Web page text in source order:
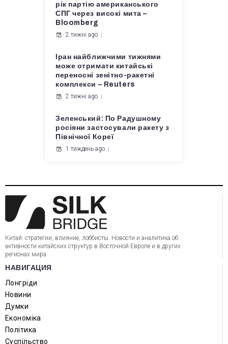
рік партію американського
СПГ через високі мита –
Bloomberg
2 тижні ago
Іран найближчими тижнями
може отримати китайські
переносні зенітно-ракетні
комплекси – Reuters
2 тижні ago
Зеленський: По Радушному
росіяни застосували ракету з
Північної Кореї
1 тиждень ago
Китай: стратегии, влияние, лоббисты. Новости и аналитика об
активности китайских структур в Восточной Европе и в других
регионах мира.
НАВИГАЦИЯ
Лонгріди
Новини
Думки
Економіка
Політика
Суспільство